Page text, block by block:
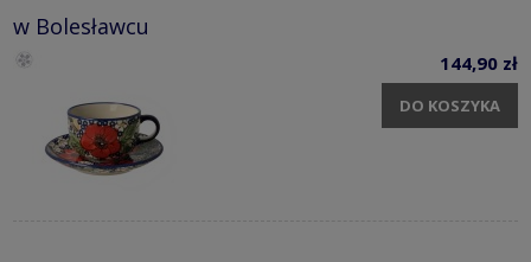
w Bolesławcu
144,90 zł
DO KOSZYKA